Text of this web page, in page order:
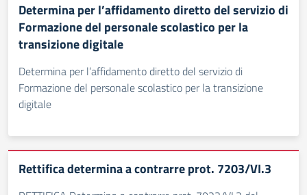
Determina per l’affidamento diretto del servizio di
Formazione del personale scolastico per la
transizione digitale
Determina per l’affidamento diretto del servizio di
Formazione del personale scolastico per la transizione
digitale
Rettifica determina a contrarre prot. 7203/VI.3